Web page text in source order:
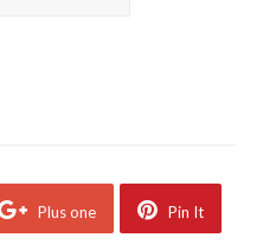
Plus one Pin It